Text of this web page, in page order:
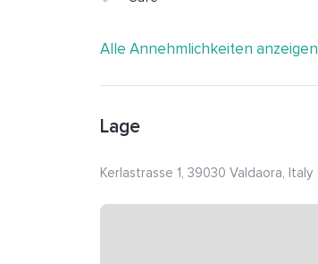
Alle Annehmlichkeiten anzeigen
Lage
Kerlastrasse 1, 39030 Valdaora, Italy